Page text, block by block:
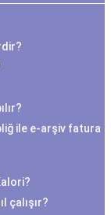
ile e-arşiv fatura
çalışır?